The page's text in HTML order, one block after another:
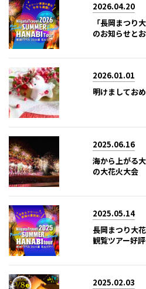
2026.04.20
「長岡まつり
のお知らせと
2026.01.01
明けましてお
2025.06.16
海から上がる
の大花火大会
2025.05.14
長岡まつり大
観覧ツアー好評
2025.02.03